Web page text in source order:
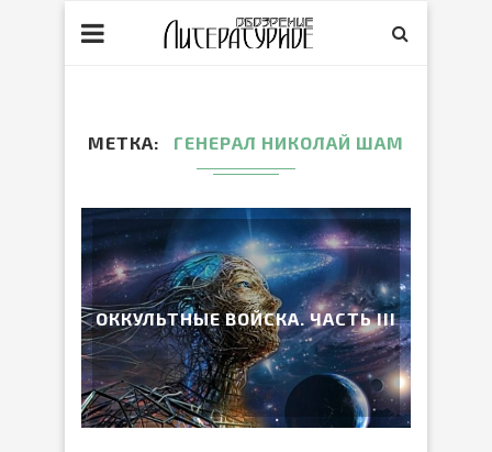
МЕТКА ГЕНЕРАЛ НИКОЛАЙ ШАМ
ОККУЛЬТНЫЕ ВОЙСКА. ЧАСТЬ III